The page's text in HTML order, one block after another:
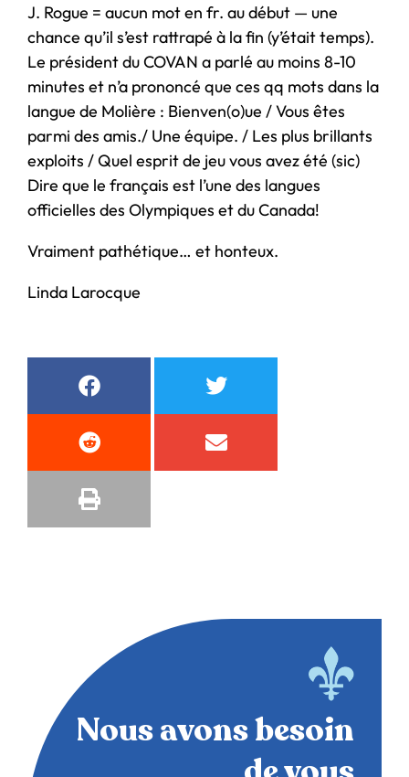
J. Rogue = aucun mot en fr. au début — une
chance qu’il s’est rattrapé à la fin (y’était temps).
Le président du COVAN a parlé au moins 8-10
minutes et n’a prononcé que ces qq mots dans la
langue de Molière : Bienven(o)ue / Vous êtes
parmi des amis./ Une équipe. / Les plus brillants
exploits / Quel esprit de jeu vous avez été (sic)
Dire que le français est l’une des langues
officielles des Olympiques et du Canada!
Vraiment pathétique… et honteux.
Linda Larocque
Nous avons besoin